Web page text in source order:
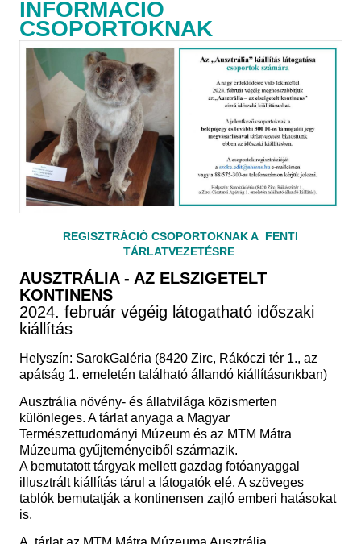
INFORMÁCIÓ
CSOPORTOKNAK
REGISZTRÁCIÓ CSOPORTOKNAK A FENTI
TÁRLATVEZETÉSRE
AUSZTRÁLIA - AZ ELSZIGETELT
KONTINENS
2024. február végéig látogatható időszaki
kiállítás
Helyszín: SarokGaléria (8420 Zirc, Rákóczi tér 1., az
apátság 1. emeletén található állandó kiállításunkban)
Ausztrália növény- és állatvilága közismerten
különleges. A tárlat anyaga a Magyar
Természettudományi Múzeum és az MTM Mátra
Múzeuma gyűjteményeiből származik.
A bemutatott tárgyak mellett gazdag fotóanyaggal
illusztrált kiállítás tárul a látogatók elé. A szöveges
tablók bemutatják a kontinensen zajló emberi hatásokat
is.